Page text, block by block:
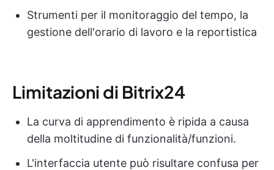
Strumenti per il monitoraggio del tempo, la
gestione dell'orario di lavoro e la reportistica
Limitazioni di Bitrix24
La curva di apprendimento è ripida a causa
della moltitudine di funzionalità/funzioni.
L'interfaccia utente può risultare confusa per